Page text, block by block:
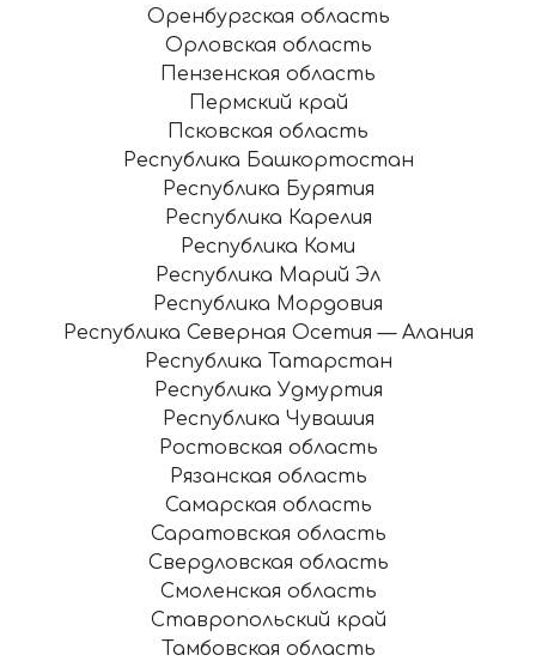
Оренбургская область
Орловская область
Пензенская область
Пермский край
Псковская область
Республика Башкортостан
Республика Бурятия
Республика Карелия
Республика Коми
Республика Марий Эл
Республика Мордовия
Республика Северная Осетия — Алания
Республика Татарстан
Республика Удмуртия
Республика Чувашия
Ростовская область
Рязанская область
Самарская область
Саратовская область
Свердловская область
Смоленская область
Ставропольский край
Тамбовская область